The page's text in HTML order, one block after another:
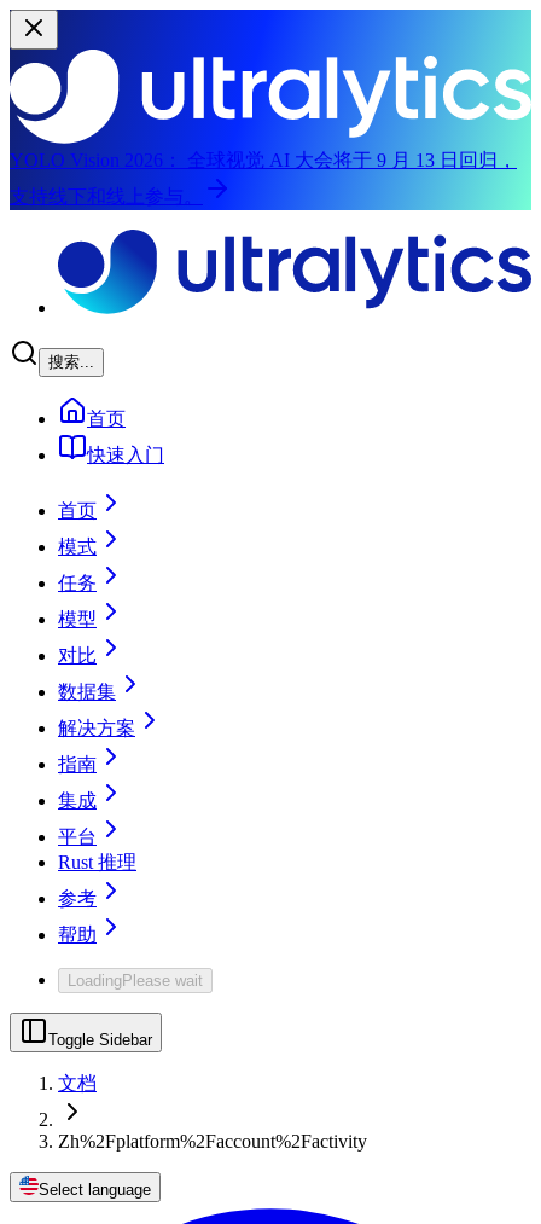
YOLO Vision 2026：
全球视觉 AI 大会将于 9 月 13 日回归，
支持线下和线上参与。
搜索...
首页
快速入门
首页
模式
任务
模型
对比
数据集
解决方案
指南
集成
平台
Rust 推理
参考
帮助
LoadingPlease wait
Toggle Sidebar
文档
Zh%2Fplatform%2Faccount%2Factivity
Select language